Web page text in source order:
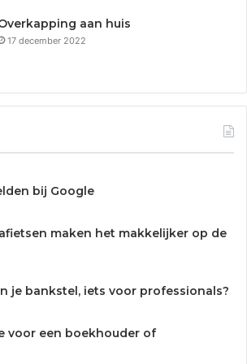
aan huis
17 december 2022
bij Google
maken het makkelijker op de
je bankstel, iets voor professionals?
voor een boekhouder of